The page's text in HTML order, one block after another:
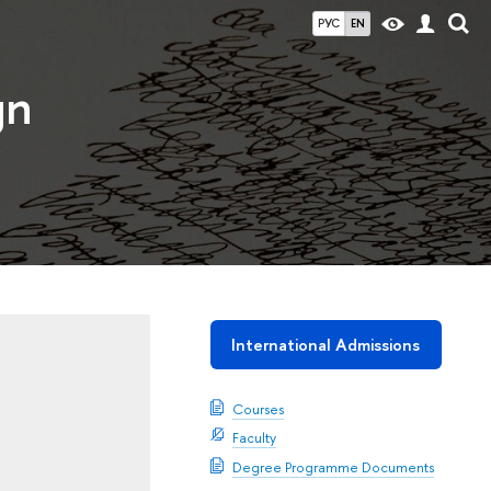
РУС EN
International Admissions
Courses
Faculty
Degree Programme Documents